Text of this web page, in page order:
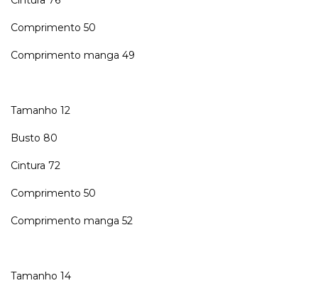
Comprimento 50
Comprimento manga 49
Tamanho 12
Busto 80
Cintura 72
Comprimento 50
Comprimento manga 52
Tamanho 14